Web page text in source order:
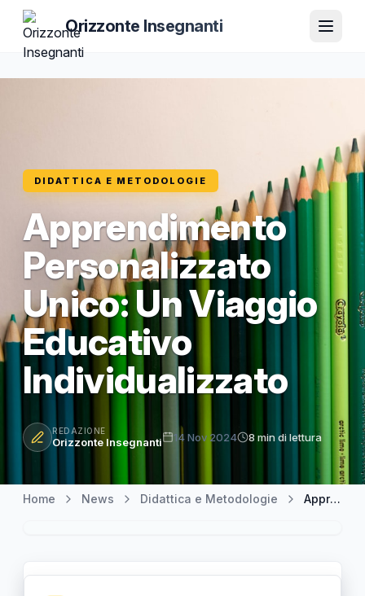
Orizzonte Insegnanti
DIDATTICA E METODOLOGIE
Apprendimento
Personalizzato
Unico: Un Viaggio
Educativo
Individualizzato
REDAZIONE
Orizzonte Insegnanti 14 Nov 2024 8 min di lettura
Home News Didattica e Metodologie Apprendimento Personalizzato Unico: Un Viaggio Educativo Individualizzato